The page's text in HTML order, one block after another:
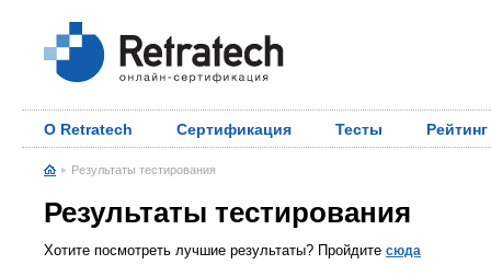
О Retratech Сертификация Тесты Рейтинг
Результаты тестирования
Результаты тестирования
Хотите посмотреть лучшие результаты? Пройдите сюда